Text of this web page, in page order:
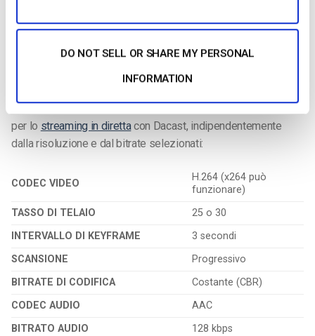
DO NOT SELL OR SHARE MY PERSONAL
INFORMATION
alimenta i file video digitali alla piattaforma di streaming in
tempo reale.
Impostazioni dell’encoder richieste
Le seguentiimpostazioni del codificatoresono necessarie
per lo streaming in direttacon Dacast, indipendentemente
dalla risoluzione e dal bitrate selezionati:
CODEC VIDEO
H.264 (x264 può
funzionare)
TASSO DI TELAIO
25 o 30
INTERVALLO DI KEYFRAME
3 secondi
SCANSIONE
Progressivo
BITRATE DI CODIFICA
Costante (CBR)
CODEC AUDIO
AAC
BITRATO AUDIO
128 kbps